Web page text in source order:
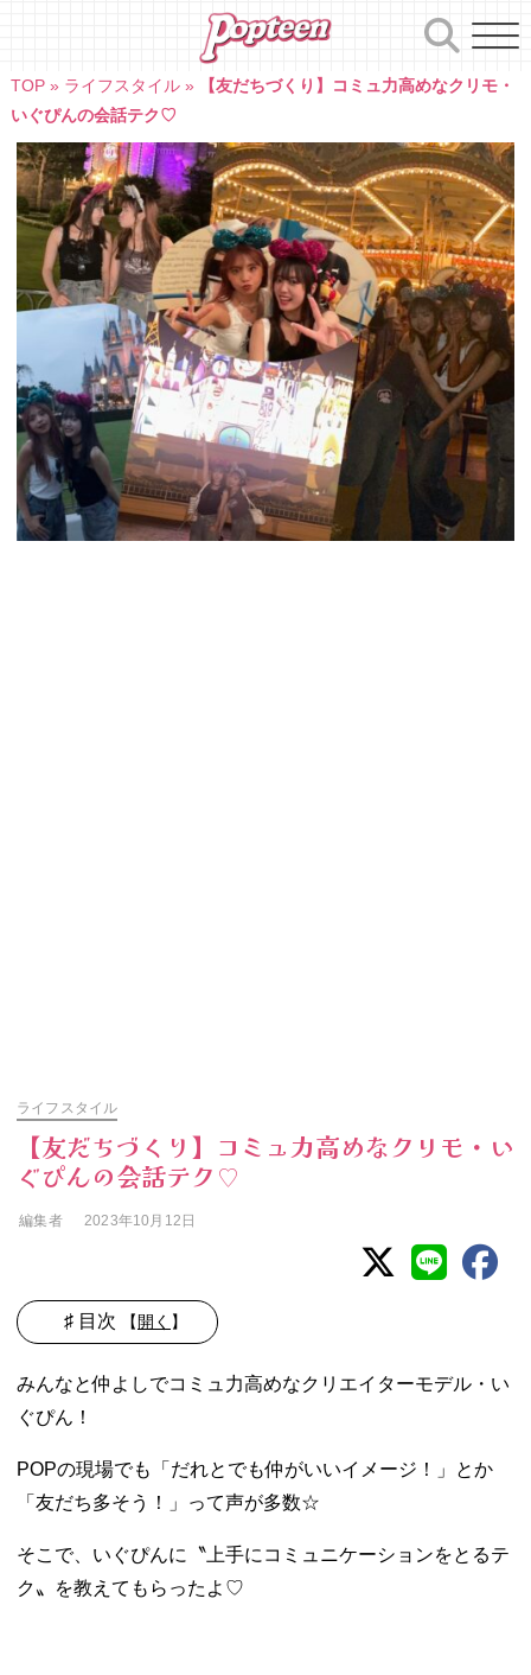
TOP» ライフスタイル»
【友だちづくり】コミュ力高めなクリモ・
いぐぴんの会話テク♡
ライフスタイル
【友だちづくり】コミュ力高めなクリモ・い
ぐぴんの会話テク♡
編集者 2023年10月12日
♯ 目次 【開く 】
と接するときに
意識しているポ
− 相手との関係
性によって接し
方を変える！
みんなと仲よしでコミュ力高めなクリエイターモデル・い
ぐぴん！
POPの現場でも「だれとでも仲がいいイメージ！」とか
「友だち多そう！」って声が多数☆
そこで、いぐぴんに〝上手にコミュニケーションをとるテ
ク〟を教えてもらったよ♡